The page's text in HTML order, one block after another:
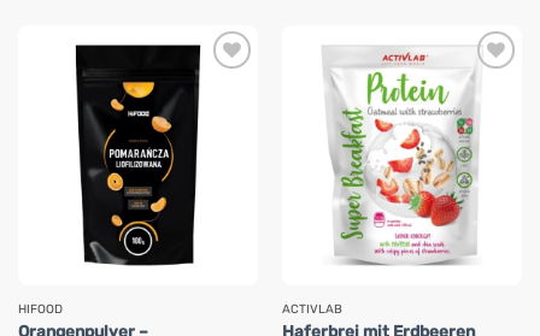
HIFOOD
Orangenpulver –
ACTIVLAB
Haferbrei mit Erdbeeren